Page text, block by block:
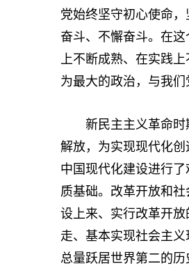
党始终坚守初心使命
奋斗、不懈奋斗。在
上不断成熟、在实践
为最大的政治，与我们
新民主主义革命时期
解放，为实现现代化
中国现代化建设进行
质基础。改革开放和
设上来、实行改革开
走、基本实现社会主
总量跃居世界第二的